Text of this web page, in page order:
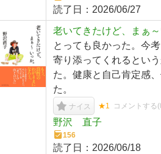
読了日： 2026/06/27
老いてきたけど、まぁ～
とっても良かった。今
寄り添ってくれるとい
た。健康と自己肯定感
た。
ナイス ★1 コメントする(
野沢 直子
156
読了日： 2026/06/18